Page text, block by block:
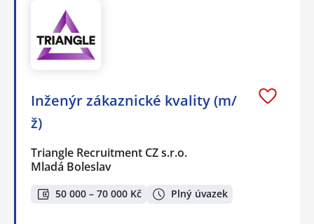
Inženýr zákaznické kvality (m/
ž)
Triangle Recruitment CZ s.r.o.
Mladá Boleslav
50 000 – 70 000 Kč Plný úvazek